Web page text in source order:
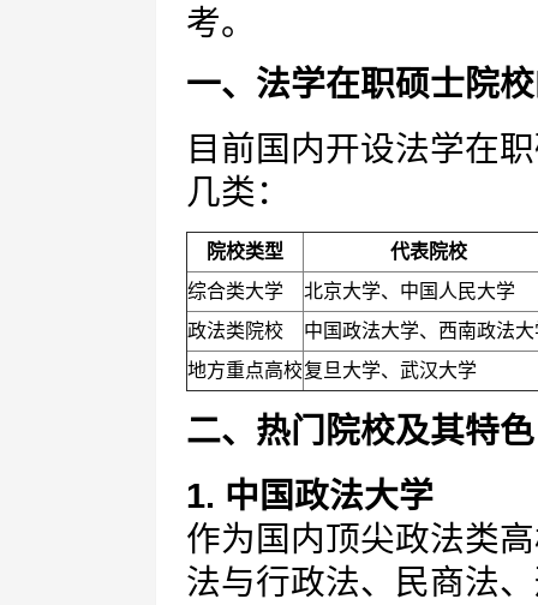
考。
一、法学在职硕士院
目前国内开设法学在
几类：
院校类型
代表院校
综合类大学
北京大学、中国人民大学
政法类院校
中国政法大学、西南政法大
地方重点高校复旦大学、武汉大学
二、热门院校及其特色
1. 中国政法大学
作为国内顶尖政法类
法与行政法、民商法